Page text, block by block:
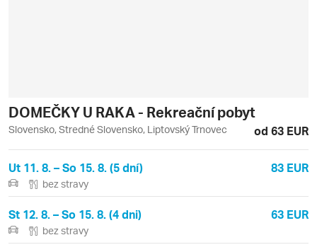
DOMEČKY U RAKA - Rekreační pobyt
Slovensko, Stredné Slovensko, Liptovský Trnovec od 63 EUR
Ut 11. 8. – So 15. 8. (5 dní) 83 EUR
bez stravy
St 12. 8. – So 15. 8. (4 dni) 63 EUR
bez stravy